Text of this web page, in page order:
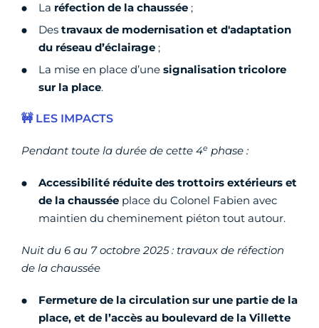
La réfection de la chaussée ;
Des travaux de modernisation et d'adaptation
du réseau d’éclairage ;
La mise en place d’une signalisation tricolore
sur la place.
🚧 LES IMPACTS
Pendant toute la durée de cette 4e phase :
Accessibilité réduite des trottoirs extérieurs et
de la chaussée place du Colonel Fabien avec
maintien du cheminement piéton tout autour.
Nuit du 6 au 7 octobre 2025 : travaux de réfection
de la chaussée
Fermeture de la circulation sur une partie de la
place, et de l’accès au boulevard de la Villette